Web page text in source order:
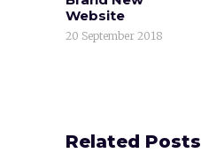
Website
20 September 2018
Related Posts